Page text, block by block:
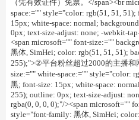
（凭有效证件）免票。</span><br
space:="" style="color: rgb(51, 51,
15px; white-space: normal;
0px; text-size-adjust: none; -webkit-
<span microsoft="" font-size:=""
黑体, SimHei; color: rgb(51, 51, 51);
255);">②平台粉丝超过2000的主播和
size:="" white-space:="" style="color:
黑; font-size: 15px; white-space:
255); outline: 0px; text-size-adjust:
rgba(0, 0, 0, 0);"/><span microsoft=""
style="font-family: 黑体, SimHei;